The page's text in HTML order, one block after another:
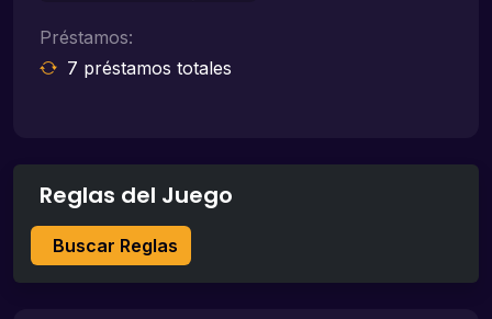
Préstamos:
7 préstamos totales
Reglas del Juego
Buscar Reglas